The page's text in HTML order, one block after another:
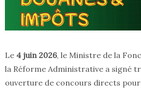
Le 4 juin 2026, le Ministre de la
la Réforme Administrative a signé
ouverture de concours directs